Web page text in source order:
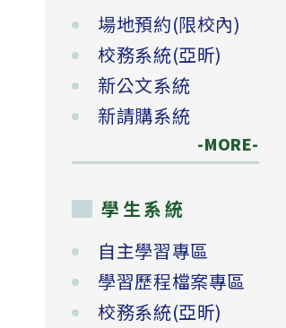
場地預約(限校內)
校務系統(亞昕)
新公文系統
新請購系統
-MORE-
學生系統
自主學習專區
學習歷程檔案專區
校務系統(亞昕)